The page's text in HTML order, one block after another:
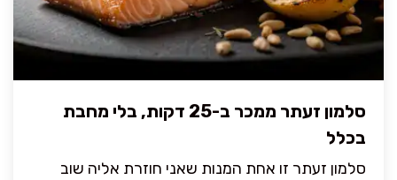
סלמון זעתר ממכר ב-25 דקות, בלי מחבת
בכלל
סלמון זעתר זו אחת המנות שאני חוזרת אליה שוב